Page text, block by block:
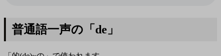
普通語一声の「de」